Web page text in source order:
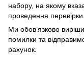
набору, на якому
проведення перевірки.
Ми обов’язково
помилки та
рахунок.